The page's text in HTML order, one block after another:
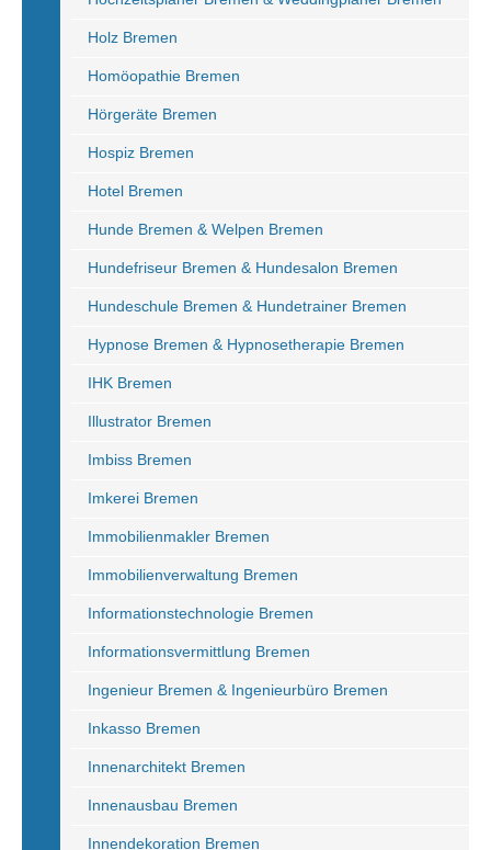
Holz Bremen
Homöopathie Bremen
Hörgeräte Bremen
Hospiz Bremen
Hotel Bremen
Hunde Bremen & Welpen Bremen
Hundefriseur Bremen & Hundesalon Bremen
Hundeschule Bremen & Hundetrainer Bremen
Hypnose Bremen & Hypnosetherapie Bremen
IHK Bremen
Illustrator Bremen
Imbiss Bremen
Imkerei Bremen
Immobilienmakler Bremen
Immobilienverwaltung Bremen
Informationstechnologie Bremen
Informationsvermittlung Bremen
Ingenieur Bremen & Ingenieurbüro Bremen
Inkasso Bremen
Innenarchitekt Bremen
Innenausbau Bremen
Innendekoration Bremen